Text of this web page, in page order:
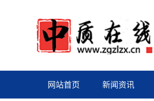
网站首页 新闻资讯